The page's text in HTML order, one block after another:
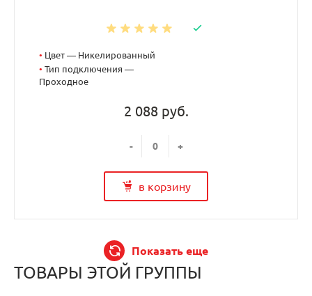
• Цвет — Никелированный
• Тип подключения —
Проходное
2 088 руб.
- +
в корзину
Показать еще
ТОВАРЫ ЭТОЙ ГРУППЫ